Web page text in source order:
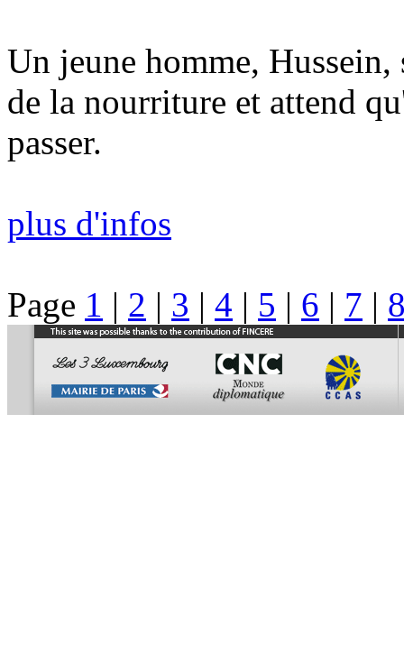
Un jeune homme, Hussein,
de la nourriture et attend
passer.
plus d'infos
Page 1 | 2 | 3 | 4 | 5 | 6 | 7 |